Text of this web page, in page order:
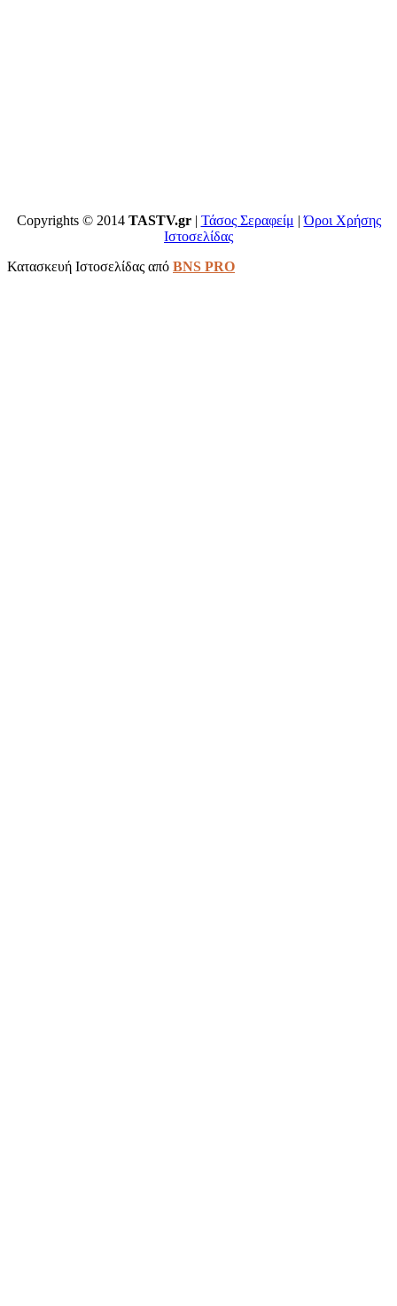
Copyrights © 2014 TASTV.gr| Τάσος Σεραφείμ |Όροι Χρήσης
Ιστοσελίδας
Κατασκευή Ιστοσελίδας από BNS PRO